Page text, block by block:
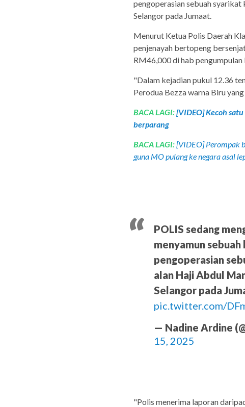
pengoperasian sebuah
Selangor pada Jumaat.
Menurut Ketua Polis Daerah
penjenayah bertopeng
RM46,000 di hab pengumpulan
"Dalam kejadian pukul 12.36
Perodua Bezza warna Biru
BACA LAGI:[VIDEO] Kecoh
berparang
BACA LAGI:[VIDEO] Perompak
guna MO pulang ke negara asal
POLIS sedang
menyamun
pengoperasian
alan Haji Abdul
Selangor pada
pic.twitter.com/
— Nadine Ardine
15, 2025
"Polis menerima laporan